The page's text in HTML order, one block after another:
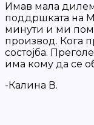
Имав мала
поддршката на
минути и ми
производ. Кога
состојба.
има кому да се
-Калина В.